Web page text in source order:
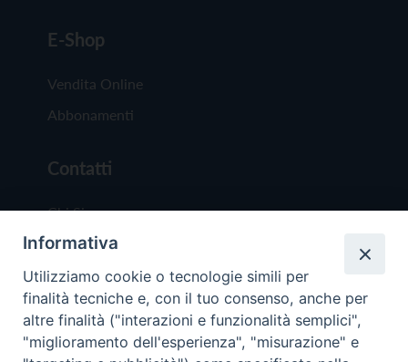
E-Shop
Vendita Online
Abbonamenti
Contatti
Chi Siamo
Redazione
Scrivici
Informativa
Utilizziamo cookie o tecnologie simili per
finalità tecniche e, con il tuo consenso, anche per
altre finalità ("interazioni e funzionalità semplici",
"miglioramento dell'esperienza", "misurazione" e